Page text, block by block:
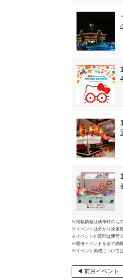
※掲載情報は執筆時のもの
※イベントは分かり次第
※イベントの質問は運営
※開催イベントを全て網
※イベント掲載について
◀ 前月イベント